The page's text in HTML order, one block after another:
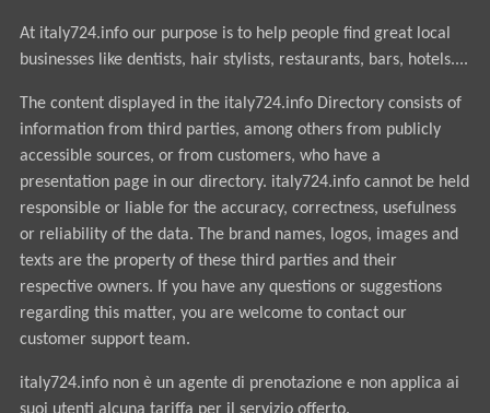
At italy724.info our purpose is to help people find great local
businesses like dentists, hair stylists, restaurants, bars, hotels....
The content displayed in the italy724.info Directory consists of
information from third parties, among others from publicly
accessible sources, or from customers, who have a
presentation page in our directory. italy724.info cannot be held
responsible or liable for the accuracy, correctness, usefulness
or reliability of the data. The brand names, logos, images and
texts are the property of these third parties and their
respective owners. If you have any questions or suggestions
regarding this matter, you are welcome to contact our
customer support team.
italy724.info non è un agente di prenotazione e non applica ai